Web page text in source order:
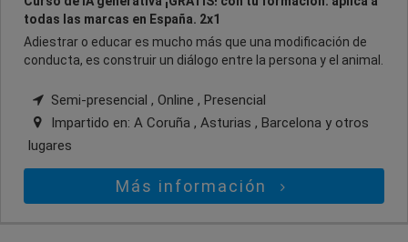
todas las marcas en España. 2x1
Adiestrar o educar es mucho más que una modificación de
conducta, es construir un diálogo entre la persona y el animal.
Semi-presencial , Online , Presencial
Impartido en: A Coruña , Asturias , Barcelona y otros
lugares
Más información